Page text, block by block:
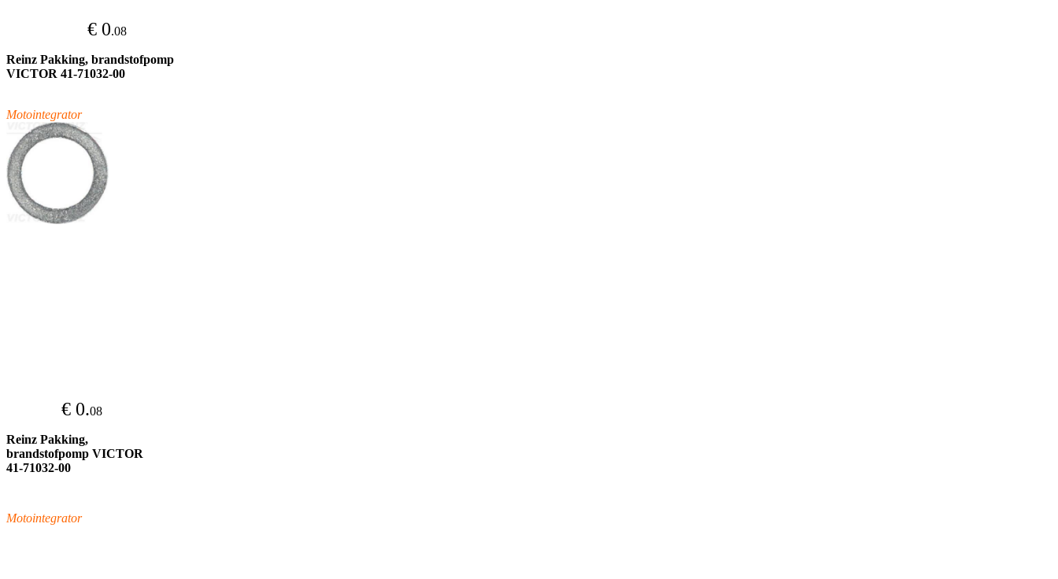
€ 0.08
Reinz Pakking, brandstofpomp
VICTOR 41-71032-00
Motointegrator
€ 0.08
Reinz Pakking,
brandstofpomp VICTOR
41-71032-00
Motointegrator